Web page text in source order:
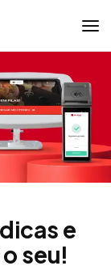
e
seu!